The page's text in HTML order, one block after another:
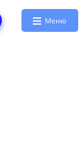
Меню